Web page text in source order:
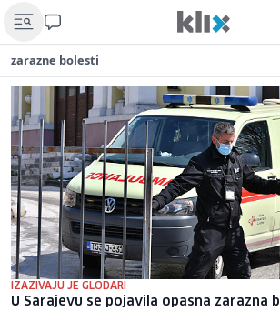
zarazne bolesti
IZAZIVAJU JE GLODARI
U Sarajevu se pojavila opasna zarazna